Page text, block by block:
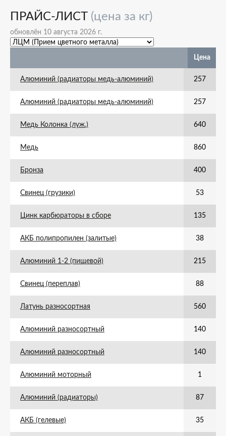
ПРАЙС-ЛИСТ (цена за кг)
обновлён 10 августа 2026 г.
Цена
Алюминий (радиаторы медь-алюминий) 257
Алюминий (радиаторы медь-алюминий) 257
Медь Колонка (луж.) 640
Медь 860
Бронза 400
Свинец (грузики) 53
Цинк карбюраторы в сборе 135
АКБ полипропилен (залитые) 38
Алюминий 1-2 (пищевой) 215
Свинец (переплав) 88
Латунь разносортная 560
Алюминий разносортный 140
Алюминий разносортный 140
Алюминий моторный 1
Алюминий (радиаторы) 87
АКБ (гелевые) 35